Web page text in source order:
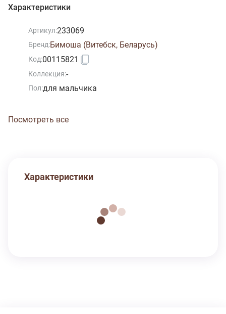
Характеристики
Артикул:233069
Бренд:Бимоша (Витебск, Беларусь)
Код:00115821
Коллекция:-
Пол:для мальчика
Посмотреть все
Характеристики